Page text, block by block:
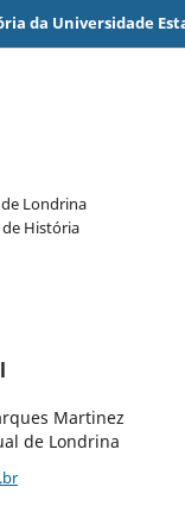
da Universidade
Londrina
História
Martinez
de Londrina